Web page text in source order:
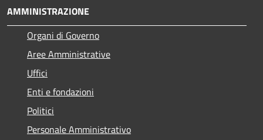
AMMINISTRAZIONE
Organi di Governo
Aree Amministrative
Uffici
Enti e fondazioni
Politici
Personale Amministrativo